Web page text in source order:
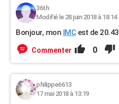
36th
Modifié le 28 juin 2018 à 18:14
Bonjour, mon IMCest de 20.43
Commenter 0
philippe6613
17 mai 2018 à 13:19